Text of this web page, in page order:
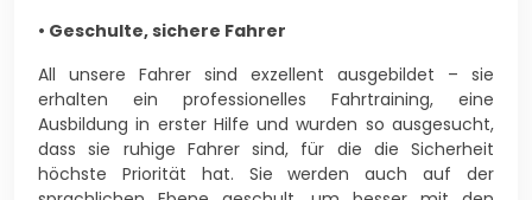
• Geschulte, sichere Fahrer
All unsere Fahrer sind exzellent ausgebildet – sie
erhalten ein professionelles Fahrtraining, eine
Ausbildung in erster Hilfe und wurden so ausgesucht,
dass sie ruhige Fahrer sind, für die die Sicherheit
höchste Priorität hat. Sie werden auch auf der